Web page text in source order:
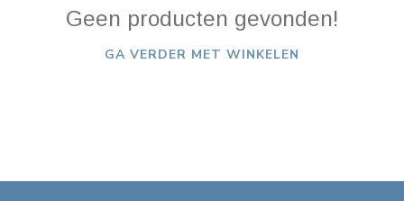
Geen producten gevonden!
GA VERDER MET WINKELEN